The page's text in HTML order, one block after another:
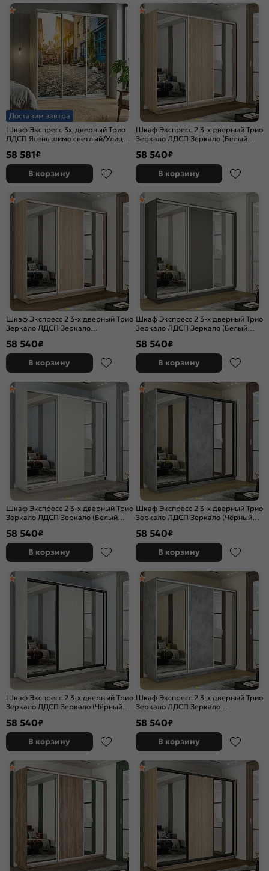
Доставим завтра
Шкаф Экспресс 3х-дверный Трио
ЛДСП Ясень шимо светлый/Улица
58 581₽
В корзину
Шкаф Экспресс 2 3-х дверный Трио
Зеркало ЛДСП Зеркало (Белый
2400x2400x450
58 540₽
В корзину
Шкаф Экспресс 2 3-х дверный Трио
Зеркало ЛДСП Зеркало
2400x2400x450
58 540₽
В корзину
Шкаф Экспресс 2 3-х дверный Трио
Зеркало ЛДСП Зеркало (Белый
2400x2400x450
58 540₽
В корзину
Шкаф Экспресс 2 3-х дверный Трио
Зеркало ЛДСП Зеркало (Белый
2400x2400x450
58 540₽
В корзину
Шкаф Экспресс 2 3-х дверный Трио
Зеркало ЛДСП Зеркало (Чёрный
58 540₽
В корзину
Шкаф Экспресс 2 3-х дверный Трио
Зеркало ЛДСП Зеркало (Чёрный
2400x2400x450
58 540₽
В корзину
Шкаф Экспресс 2 3-х дверный Трио
Зеркало ЛДСП Зеркало
2400x2400x450
58 540₽
В корзину